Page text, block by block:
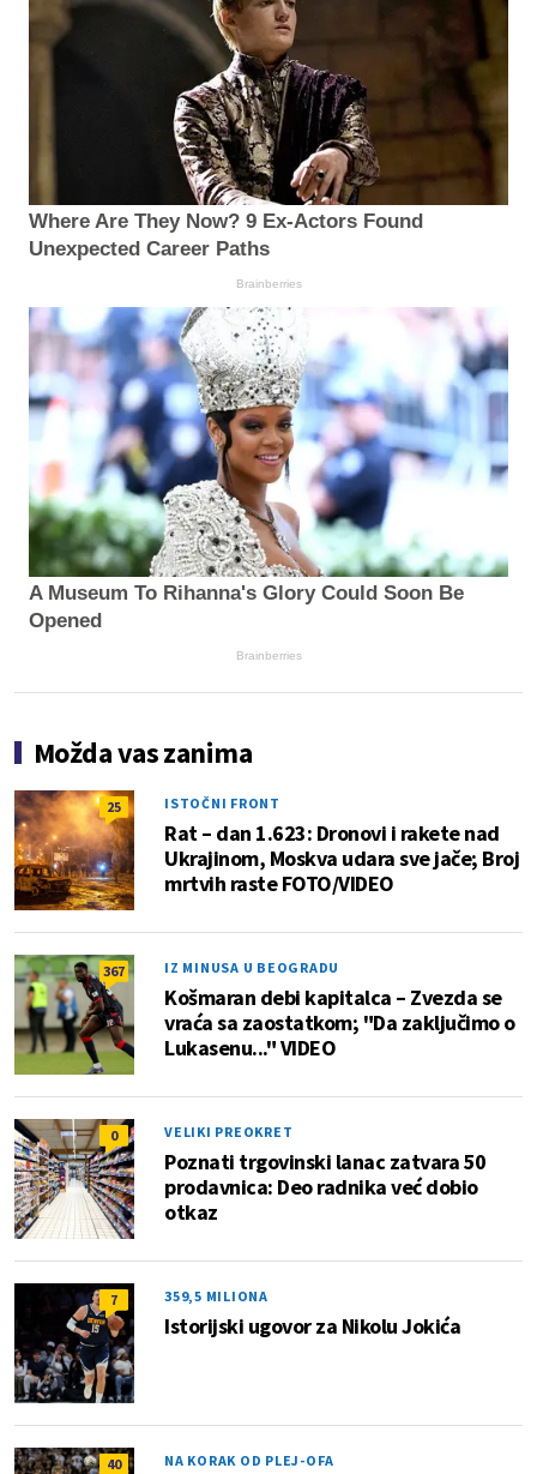
Where Are They Now? 9 Ex-Actors Found
Unexpected Career Paths
Brainberries
A Museum To Rihanna's Glory Could Soon Be
Opened
Brainberries
Možda vas zanima
25 ISTOČNI FRONT
Rat – dan 1.623: Dronovi i rakete nad
Ukrajinom, Moskva udara sve jače; Broj
mrtvih raste FOTO/VIDEO
367 IZ MINUSA U BEOGRADU
Košmaran debi kapitalca – Zvezda se
vraća sa zaostatkom; "Da zaključimo o
Lukasenu..." VIDEO
0 VELIKI PREOKRET
Poznati trgovinski lanac zatvara 50
prodavnica: Deo radnika već dobio
otkaz
7 359,5 MILIONA
Istorijski ugovor za Nikolu Jokića
40 NA KORAK OD PLEJ-OFA